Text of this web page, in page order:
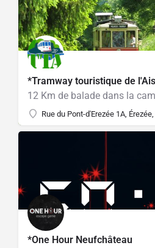
*Tramway touristique de
12 Km de balade dans la
Rue du Pont-d'Erezée 1A,
*One Hour Neufchâteau